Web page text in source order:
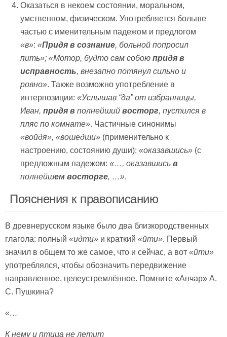
Оказаться в некоем состоянии, моральном,
умственном, физическом. Употребляется больше
частью с именительным падежом и предлогом
«в»:«Придя в сознание, больной попросил
пить»; «Мотор, будто сам собоюпридя в
исправность, внезапно потянул сильно и
ровно». Также возможно употребление в
интерпозиции:«Услышав “да” от избранницы,
Иван,придя в полнейшийвосторг, пустился в
пляс по комнате». Частичные синонимы
«войдя», «вошедши» (применительно к
настроению, состоянию души);«оказавшись» (с
предложным падежом:«…, оказавшисьв
полнейшем восторге, …».
Пояснения к правописанию
В древнерусском языке было два близкородственных
глагола: полный «идти» и краткий «йти». Первый
значил в общем то же самое, что и сейчас, а вот «йти»
употреблялся, чтобы обозначить передвижение
направленное, целеустремлённое. Помните «Анчар» А.
С. Пушкина?
«…
К нему и птица не летит